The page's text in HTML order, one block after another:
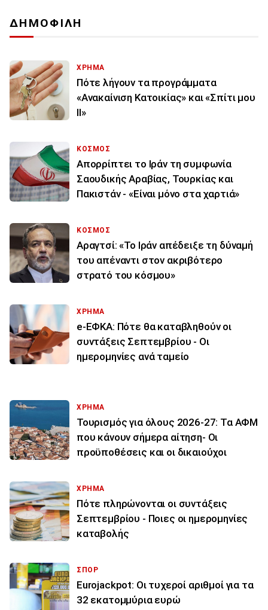
ΔΗΜΟΦΙΛΗ
ΧΡΗΜΑ
Πότε λήγουν τα προγράμματα
«Ανακαίνιση Κατοικίας» και «Σπίτι μου
ΙΙ»
ΚΟΣΜΟΣ
Απορρίπτει το Ιράν τη συμφωνία
Σαουδικής Αραβίας, Τουρκίας και
Πακιστάν - «Είναι μόνο στα χαρτιά»
ΚΟΣΜΟΣ
Αραγτσί: «Το Ιράν απέδειξε τη δύναμή
του απέναντι στον ακριβότερο
στρατό του κόσμου»
ΧΡΗΜΑ
e-ΕΦΚΑ: Πότε θα καταβληθούν οι
συντάξεις Σεπτεμβρίου - Οι
ημερομηνίες ανά ταμείο
ΧΡΗΜΑ
Τουρισμός για όλους 2026-27: Τα ΑΦΜ
που κάνουν σήμερα αίτηση- Οι
προϋποθέσεις και οι δικαιούχοι
ΧΡΗΜΑ
Πότε πληρώνονται οι συντάξεις
Σεπτεμβρίου - Ποιες οι ημερομηνίες
καταβολής
ΣΠΟΡ
Eurojackpot: Οι τυχεροί αριθμοί για τα
32 εκατoμμύρια ευρώ